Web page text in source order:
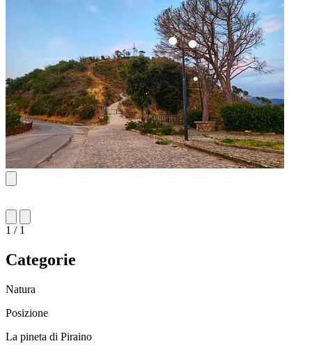
1 / 1
Categorie
Natura
Posizione
La pineta di Piraino